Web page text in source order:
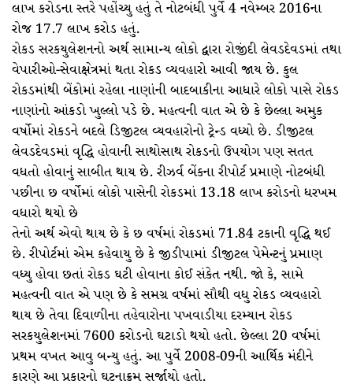
લાખ કરોડના સ્તરે પહોંચ્યુ હતું તે નોટબંધી પુર્વે 4 નવેમ્બર 2016ના
રોજ 17.7 લાખ કરોડ હતું.
રોકડ સરકયુલેશનનો અર્થ સામાન્ય લોકો દ્વારા રોજીંદી લેવડદેવડમાં તથા
વેપારીઓ-સેવાક્ષેત્રમાં થતા રોકડ વ્યવહારો આવી જાય છે. કુલ
રોકડમાંથી બેંકોમાં રહેલા નાણાંની બાદબાકીના આધારે લોકો પાસે રોકડ
નાણાંનો આંકડો ખુલ્લો પડે છે. મહત્વની વાત એ છે કે છેલ્લા અમુક
વર્ષોમાં રોકડને બદલે ડિજીટલ વ્યવહારોનો ટ્રેન્ડ વધ્યો છે. ડીજીટલ
લેવડદેવડમાં વૃદ્ધિ હોવાની સાથોસાથ રોકડનો ઉપયોગ પણ સતત
વધતો હોવાનું સાબીત થાય છે. રીઝર્વ બેંકના રીપોર્ટ પ્રમાણે નોટબંધી
પછીના છ વર્ષોમાં લોકો પાસેની રોકડમાં 13.18 લાખ કરોડનો ધરખમ
વધારો થયો છે
તેનો અર્થ એવો થાય છે કે છ વર્ષમાં રોકડમાં 71.84 ટકાની વૃદ્ધિ થઈ
છે. રીપોર્ટમાં એમ કહેવાયુ છે કે જીડીપામાં ડીજીટલ પેમેન્ટનું પ્રમાણ
વધ્યુ હોવા છતાં રોકડ ઘટી હોવાના કોઈ સંકેત નથી. જો કે, સામે
મહત્વની વાત એ પણ છે કે સમગ્ર વર્ષમાં સૌથી વધુ રોકડ વ્યવહારો
થાય છે તેવા દિવાળીના તહેવારોના પખવાડીયા દરમ્યાન રોકડ
સરકયુલેશનમાં 7600 કરોડનો ઘટાડો થયો હતો. છેલ્લા 20 વર્ષમાં
પ્રથમ વખત આવુ બન્યુ હતું. આ પુર્વે 2008-09ની આર્થિક મંદીને
કારણે આ પ્રકારનો ઘટનાક્રમ સર્જાયો હતો.